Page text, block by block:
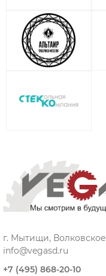
г. Мытищи,
info@vegasd.ru
+7 (495) 868-20-10